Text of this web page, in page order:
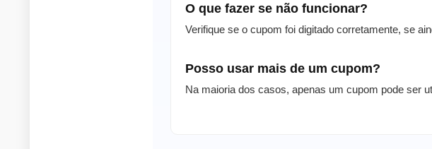
O que fazer se não funcionar?
Verifique se o cupom foi digitado corretamente, se
Posso usar mais de um cupom?
Na maioria dos casos, apenas um cupom pode ser